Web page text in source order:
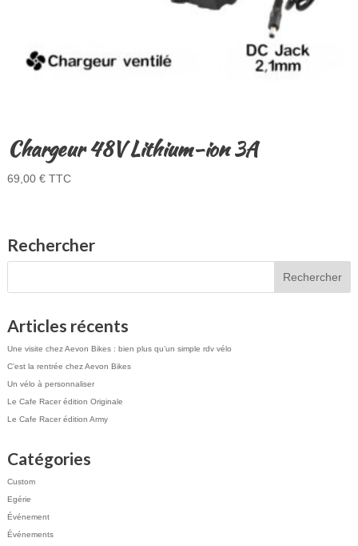
Chargeur 48V Lithium-ion 3A
69,00 € TTC
Rechercher
Articles récents
Une visite chez Aevon Bikes : bien plus qu’un simple rdv vélo
C’est la rentrée chez Aevon Bikes
Un vélo à personnaliser
Le Cafe Racer édition Originale
Le Cafe Racer édition Army
Catégories
Custom
Egérie
Événement
Événements